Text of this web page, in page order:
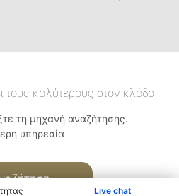
Live chat
τους καλύτερους στον κλάδο
τη μηχανή αναζήτησης.
υπηρεσία